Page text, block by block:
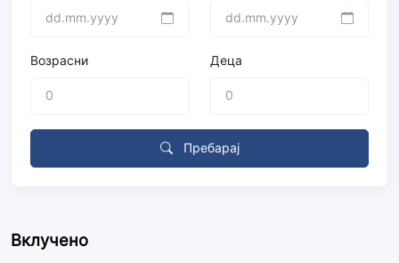
Возрасни Деца
Пребарај
Вклучено